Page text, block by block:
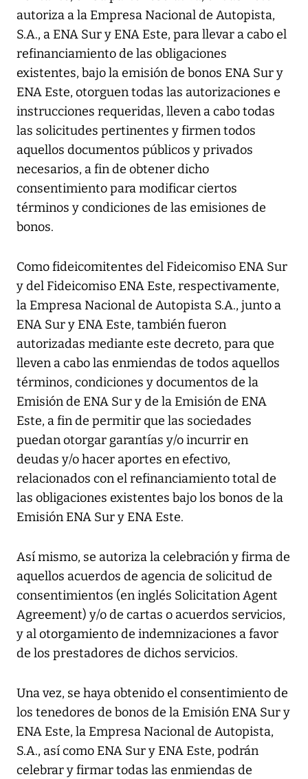
autoriza a la Empresa Nacional de Autopista,
S.A., a ENA Sur y ENA Este, para llevar a cabo el
refinanciamiento de las obligaciones
existentes, bajo la emisión de bonos ENA Sur y
ENA Este, otorguen todas las autorizaciones e
instrucciones requeridas, lleven a cabo todas
las solicitudes pertinentes y firmen todos
aquellos documentos públicos y privados
necesarios, a fin de obtener dicho
consentimiento para modificar ciertos
términos y condiciones de las emisiones de
bonos.
Como fideicomitentes del Fideicomiso ENA Sur
y del Fideicomiso ENA Este, respectivamente,
la Empresa Nacional de Autopista S.A., junto a
ENA Sur y ENA Este, también fueron
autorizadas mediante este decreto, para que
lleven a cabo las enmiendas de todos aquellos
términos, condiciones y documentos de la
Emisión de ENA Sur y de la Emisión de ENA
Este, a fin de permitir que las sociedades
puedan otorgar garantías y/o incurrir en
deudas y/o hacer aportes en efectivo,
relacionados con el refinanciamiento total de
las obligaciones existentes bajo los bonos de la
Emisión ENA Sur y ENA Este.
Así mismo, se autoriza la celebración y firma de
aquellos acuerdos de agencia de solicitud de
consentimientos (en inglés Solicitation Agent
Agreement) y/o de cartas o acuerdos servicios,
y al otorgamiento de indemnizaciones a favor
de los prestadores de dichos servicios.
Una vez, se haya obtenido el consentimiento de
los tenedores de bonos de la Emisión ENA Sur y
ENA Este, la Empresa Nacional de Autopista,
S.A., así como ENA Sur y ENA Este, podrán
celebrar y firmar todas las enmiendas de